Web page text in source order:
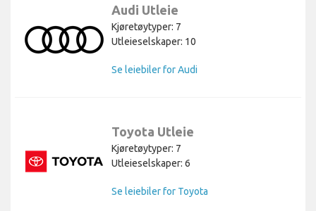
Audi Utleie
Kjøretøytyper: 7
Utleieselskaper: 10
Se leiebiler for Audi
Toyota Utleie
Kjøretøytyper: 7
Utleieselskaper: 6
Se leiebiler for Toyota